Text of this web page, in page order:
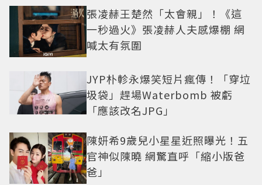
張凌赫王楚然「太會親」！《這
一秒過火》張凌赫人夫感爆棚 網
喊太有氛圍
JYP朴軫永爆笑短片瘋傳！「穿垃
圾袋」趕場Waterbomb 被虧
「應該改名JPG」
陳妍希9歲兒小星星近照曝光！五
官神似陳曉 網驚直呼「縮小版爸
爸」